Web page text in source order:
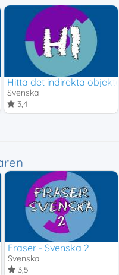
Hitta det indirekta objektet
Svenska
3,4
satsdelar
Fraser - Svenska 2
Svenska
3,5